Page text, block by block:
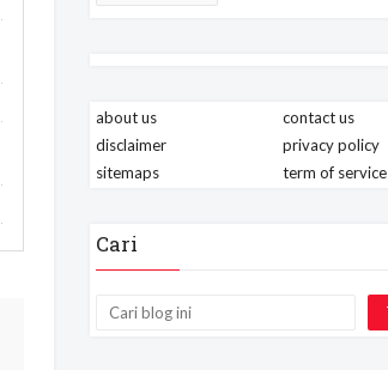
about us
contact us
disclaimer
privacy policy
sitemaps
term of service
Cari